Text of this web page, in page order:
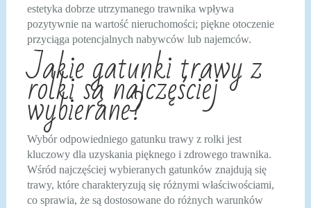
estetyka dobrze utrzymanego trawnika wpływa
pozytywnie na wartość nieruchomości; piękne otoczenie
przyciąga potencjalnych nabywców lub najemców.
Jakie gatunki trawy z
rolki są najczęściej
wybierane?
Wybór odpowiedniego gatunku trawy z rolki jest
kluczowy dla uzyskania pięknego i zdrowego trawnika.
Wśród najczęściej wybieranych gatunków znajdują się
trawy, które charakteryzują się różnymi właściwościami,
co sprawia, że są dostosowane do różnych warunków